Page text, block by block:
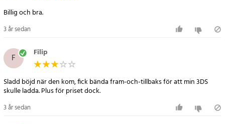
Billig och bra.
3 år sedan
F Filip
Sladd böjd när den kom, fick bända fram-och-tillbaks för att min 3DS
skulle ladda. Plus för priset dock.
3 år sedan